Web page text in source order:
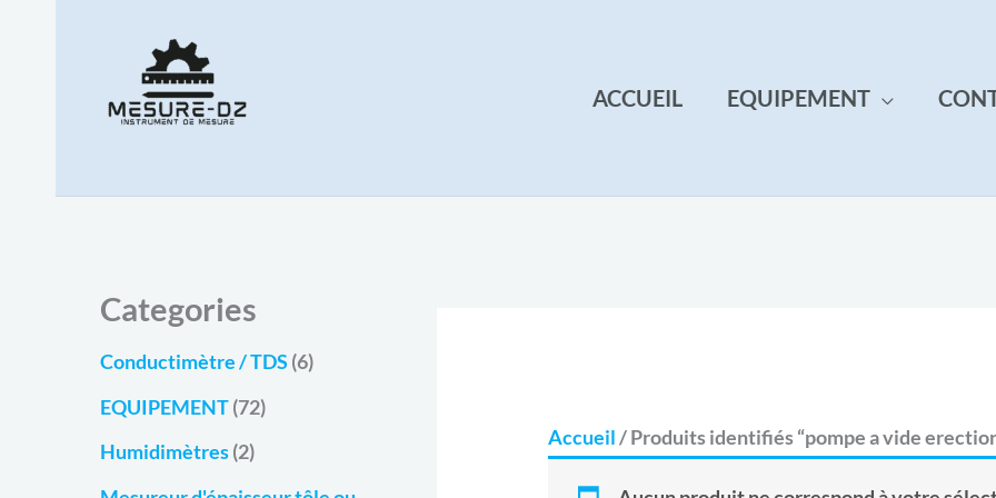
ACCUEIL EQUIPEMENT
Categories
Conductimètre / TDS (6)
EQUIPEMENT(72)
Humidimètres(2)
Accueil/ Produits identifiés “pompe a vide